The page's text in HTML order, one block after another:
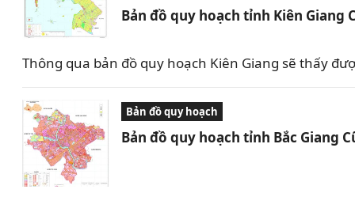
Bản đồ quy hoạch tỉnh Kiên Giang
Thông qua bản đồ quy hoạch Kiên Giang sẽ thấy
Bản đồ quy hoạch
Bản đồ quy hoạch tỉnh Bắc Giang